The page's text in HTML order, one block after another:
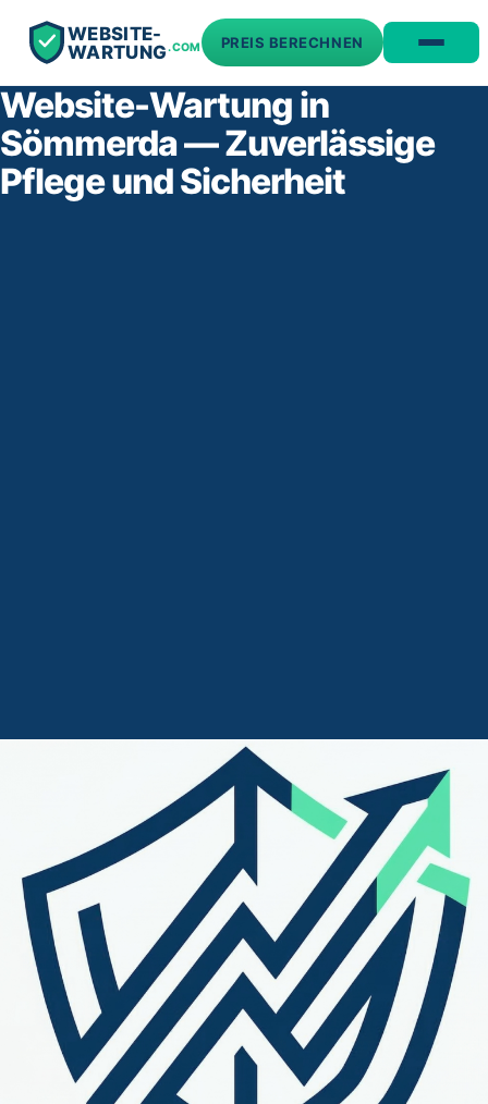
WEBSITE-
WARTUNG.COM PREIS BERECHNEN
Website-Wartung in
Sömmerda — Zuverlässige
Pflege und Sicherheit